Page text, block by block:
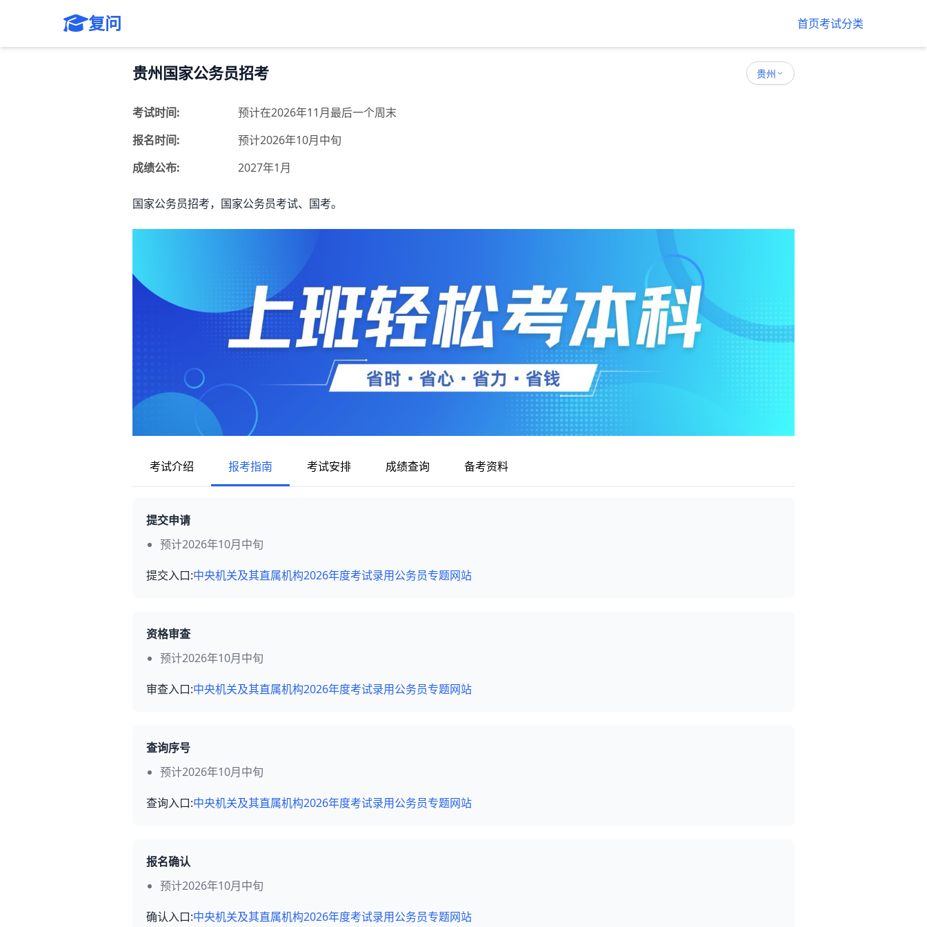
复问 首页考试分类
贵州国家公务员招考 贵州
考试时间:
预计在2026年11月最后一个周末
报名时间:
预计2026年10月中旬
成绩公布:
2027年1月
国家公务员招考，国家公务员考试、国考。
考试介绍 报考指南 考试安排 成绩查询 备考资料
提交申请
预计2026年10月中旬
提交入口:中央机关及其直属机构2026年度考试录用公务员专题网站
资格审查
预计2026年10月中旬
审查入口:中央机关及其直属机构2026年度考试录用公务员专题网站
查询序号
预计2026年10月中旬
查询入口:中央机关及其直属机构2026年度考试录用公务员专题网站
报名确认
预计2026年10月中旬
确认入口:中央机关及其直属机构2026年度考试录用公务员专题网站